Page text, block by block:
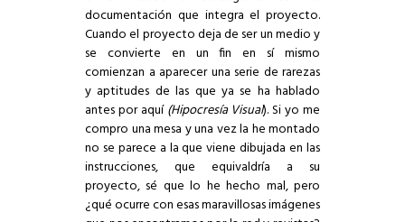
documentación que integra el proyecto.
Cuando el proyecto deja de ser un medio y
se convierte en un fin en sí mismo
comienzan a aparecer una serie de rarezas
y aptitudes de las que ya se ha hablado
antes por aquí(Hipocresía Visual). Si yo me
compro una mesa y una vez la he montado
no se parece a la que viene dibujada en las
instrucciones, que equivaldría a su
proyecto, sé que lo he hecho mal, pero
¿qué ocurre con esas maravillosas imágenes